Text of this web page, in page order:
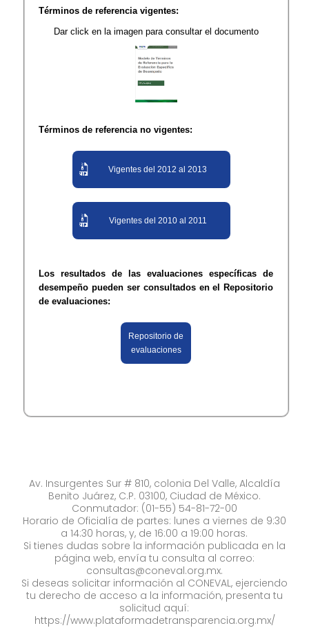
Términos de referencia vigentes:
Dar click en la imagen para consultar el documento
Términos de referencia no vigentes:
Vigentes del 2012 al 2013
Vigentes del 2010 al 2011
Los resultados de las evaluaciones específicas de
desempeño pueden ser consultados en el Repositorio
de evaluaciones:
Repositorio de
evaluaciones
Av. Insurgentes Sur # 810, colonia Del Valle, Alcaldía
Benito Juárez, C.P. 03100, Ciudad de México.
Conmutador: (01-55) 54-81-72-00
Horario de Oficialía de partes: lunes a viernes de 9:30
a 14:30 horas, y, de 16:00 a 19:00 horas.
Si tienes dudas sobre la información publicada en la
página web, envía tu consulta al correo:
consultas@coneval.org.mx.
Si deseas solicitar información al CONEVAL, ejerciendo
tu derecho de acceso a la información, presenta tu
solicitud aquí:
https://www.plataformadetransparencia.org.mx/